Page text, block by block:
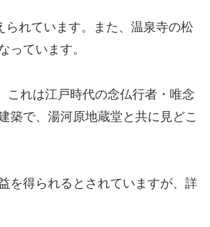
れています。また、温泉寺の松
っています。
これは江戸時代の念仏行者・唯念
築で、湯河原地蔵堂と共に見どこ
を得られるとされていますが、詳